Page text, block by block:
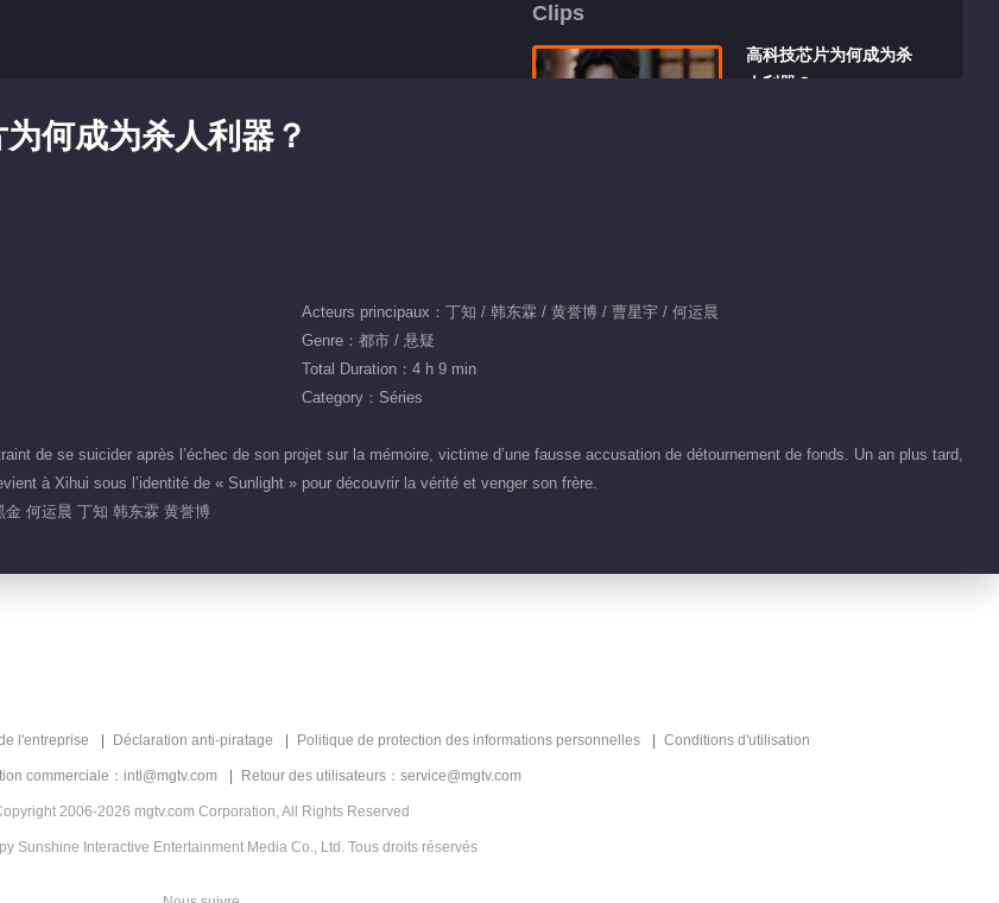
Clips
高科技芯片为何成为杀
人利器？
Jeu de l’Or Noir
何成为杀人利器？
Acteurs principaux：丁知 / 韩东霖 / 黄誉博 / 曹星宇 / 何运晨
Genre：都市 / 悬疑
Total Duration：4 h 9 min
Category：Séries
de se suicider après l’échec de son projet sur la mémoire, victime d’une fausse accusation de détournement de fonds. Un an plus tard,
à Xihui sous l’identité de « Sunlight » pour découvrir la vérité et venger son frère.
何运晨 丁知 韩东霖 黄誉博
l'entreprise Déclaration anti-piratage Politique de protection des informations personnelles Conditions d'utilisation
commerciale：intl@mgtv.com Retour des utilisateurs：service@mgtv.com
2006-2026 mgtv.com Corporation, All Rights Reserved
Sunshine Interactive Entertainment Media Co., Ltd. Tous droits réservés